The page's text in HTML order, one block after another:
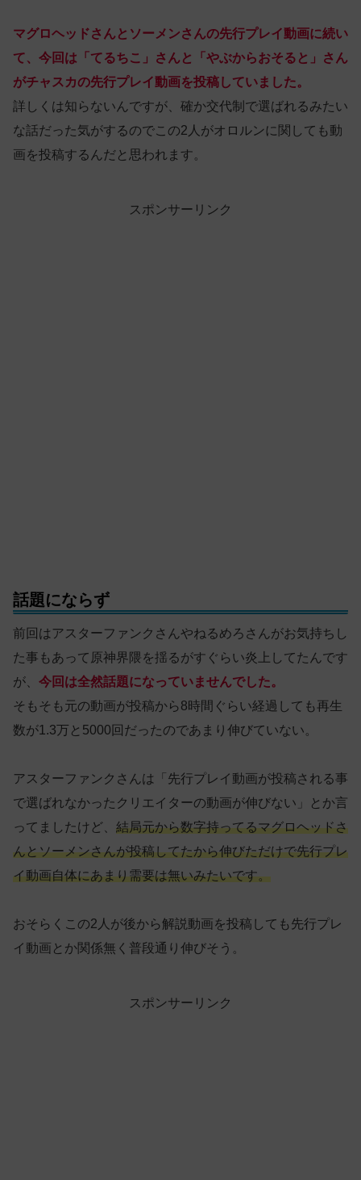
マグロヘッドさんとソーメンさんの先行プレイ動画に続い
て、今回は「てるちこ」さんと「やぶからおそると」さん
がチャスカの先行プレイ動画を投稿していました。
詳しくは知らないんですが、確か交代制で選ばれるみたい
な話だった気がするのでこの2人がオロルンに関しても動
画を投稿するんだと思われます。
スポンサーリンク
話題にならず
前回はアスターファンクさんやねるめろさんがお気持ちし
た事もあって原神界隈を揺るがすぐらい炎上してたんです
が、 今回は全然話題になっていませんでした。
そもそも元の動画が投稿から8時間ぐらい経過しても再生
数が1.3万と5000回だったのであまり伸びていない。
アスターファンクさんは「先行プレイ動画が投稿される事
で選ばれなかったクリエイターの動画が伸びない」とか言
ってましたけど、 結局元から数字持ってるマグロヘッドさ
んとソーメンさんが投稿してたから伸びただけで先行プレ
イ動画自体にあまり需要は無いみたいです。
おそらくこの2人が後から解説動画を投稿しても先行プレ
イ動画とか関係無く普段通り伸びそう。
スポンサーリンク